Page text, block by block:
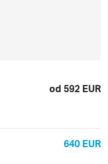
od 592 EUR
640 EUR